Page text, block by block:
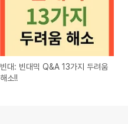
빈대: 빈대믹 Q&A 13가지 두려움
해소!!